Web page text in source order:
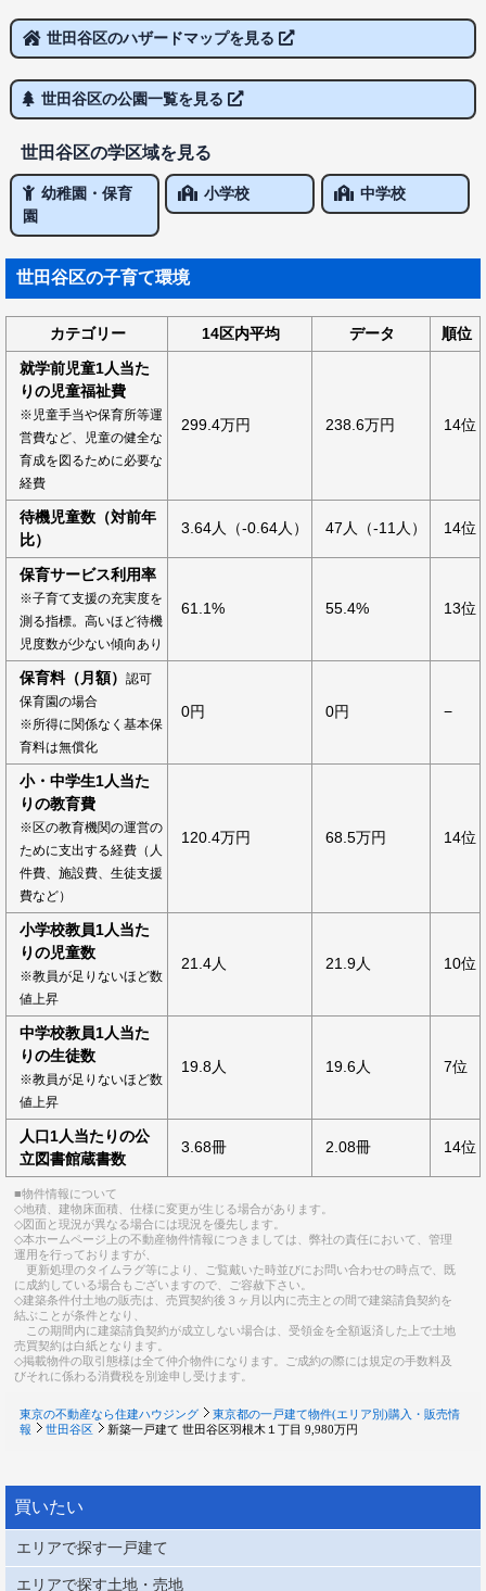
世田谷区のハザードマップを見る
世田谷区の公園一覧を見る
世田谷区の学区域を見る
幼稚園・保育
園
小学校 中学校
世田谷区の子育て環境
カテゴリー 14区内平均 データ
順位
就学前児童1人当た
りの児童福祉費
※児童手当や保育所等運
営費など、児童の健全な
育成を図るために必要な
経費
299.4万円 238.6万円 14位
待機児童数（対前年
比）
3.64人（-0.64人） 47人（-11人） 14位
保育サービス利用率
※子育て支援の充実度を
測る指標。高いほど待機
児度数が少ない傾向あり
61.1% 55.4% 13位
保育料（月額）
認可
保育園の場合
※所得に関係なく基本保
育料は無償化
0円 0円 −
小・中学生1人当た
りの教育費
※区の教育機関の運営の
ために支出する経費（人
件費、施設費、生徒支援
費など）
120.4万円 68.5万円 14位
小学校教員1人当た
りの児童数
※教員が足りないほど数
値上昇
21.4人 21.9人 10位
中学校教員1人当た
りの生徒数
※教員が足りないほど数
値上昇
19.8人 19.6人 7位
人口1人当たりの公
立図書館蔵書数
3.68冊 2.08冊 14位
■物件情報について
◇地積、建物床面積、仕様に変更が生じる場合があります。
◇図面と現況が異なる場合には現況を優先します。
◇本ホームページ上の不動産物件情報につきましては、弊社の責任において、管理
運用を行っておりますが、
更新処理のタイムラグ等により、ご覧戴いた時並びにお問い合わせの時点で、既
に成約している場合もございますので、ご容赦下さい。
◇建築条件付土地の販売は、売買契約後３ヶ月以内に売主との間で建築請負契約を
結ぶことが条件となり、
この期間内に建築請負契約が成立しない場合は、受領金を全額返済した上で土地
売買契約は白紙となります。
◇掲載物件の取引態様は全て仲介物件になります。ご成約の際には規定の手数料及
びそれに係わる消費税を別途申し受けます。
東京の不動産なら住建ハウジング
東京都の一戸建て物件(エリア別)購入・販売情
報
世田谷区 新築一戸建て 世田谷区羽根木１丁目 9,980万円
買いたい
エリアで探す一戸建て
エリアで探す土地・売地